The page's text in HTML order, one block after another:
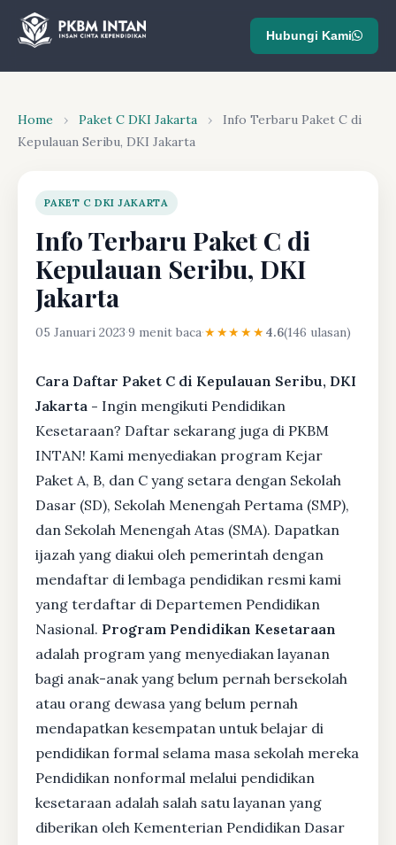
Hubungi Kami
Home › Paket C DKI Jakarta ›
Info Terbaru Paket C di
Kepulauan Seribu, DKI Jakarta
PAKET C DKI JAKARTA
Info Terbaru Paket C di
Kepulauan Seribu, DKI
Jakarta
05 Januari 2023·9 menit baca·★★★★★4.6(146 ulasan)
Cara Daftar Paket C di Kepulauan Seribu, DKI
Jakarta - Ingin mengikuti Pendidikan
Kesetaraan? Daftar sekarang juga di PKBM
INTAN! Kami menyediakan program Kejar
Paket A, B, dan C yang setara dengan Sekolah
Dasar (SD), Sekolah Menengah Pertama (SMP),
dan Sekolah Menengah Atas (SMA). Dapatkan
ijazah yang diakui oleh pemerintah dengan
mendaftar di lembaga pendidikan resmi kami
yang terdaftar di Departemen Pendidikan
Nasional. Program Pendidikan Kesetaraan
adalah program yang menyediakan layanan
bagi anak-anak yang belum pernah bersekolah
atau orang dewasa yang belum pernah
mendapatkan kesempatan untuk belajar di
pendidikan formal selama masa sekolah mereka
Pendidikan nonformal melalui pendidikan
kesetaraan adalah salah satu layanan yang
diberikan oleh Kementerian Pendidikan Dasar